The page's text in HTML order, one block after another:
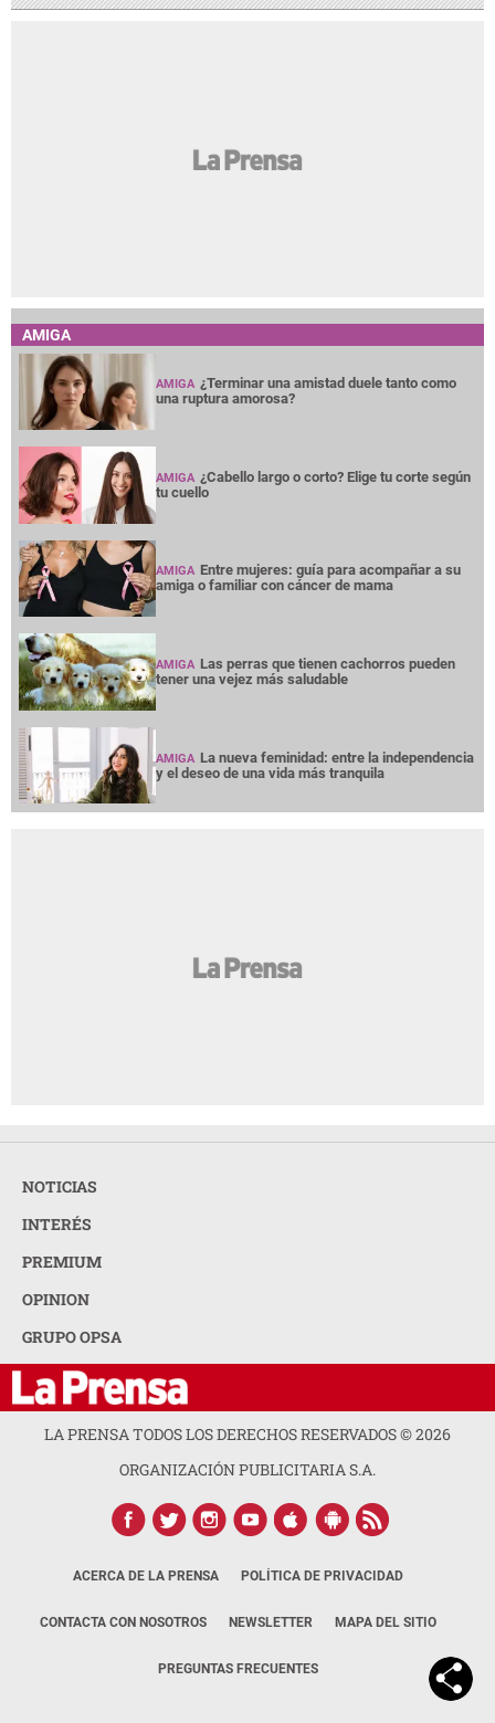
AMIGA
AMIGA ¿Terminar una amistad duele tanto como
una ruptura amorosa?
AMIGA ¿Cabello largo o corto? Elige tu corte según
tu cuello
AMIGA Entre mujeres: guía para acompañar a su
amiga o familiar con cáncer de mama
AMIGA Las perras que tienen cachorros pueden
tener una vejez más saludable
AMIGA La nueva feminidad: entre la independencia
y el deseo de una vida más tranquila
NOTICIAS
INTERÉS
PREMIUM
OPINION
GRUPO OPSA
LA PRENSA TODOS LOS DERECHOS RESERVADOS ©2026
ORGANIZACIÓN PUBLICITARIA S.A.
ACERCA DE LA PRENSA POLÍTICA DE PRIVACIDAD
CONTACTA CON NOSOTROS NEWSLETTER MAPA DEL SITIO
PREGUNTAS FRECUENTES